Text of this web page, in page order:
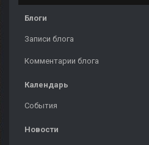
Блоги
Записи блога
Комментарии блога
Календарь
События
Новости